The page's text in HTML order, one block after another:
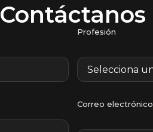
Contáctanos
Profesión
Correo electrónico